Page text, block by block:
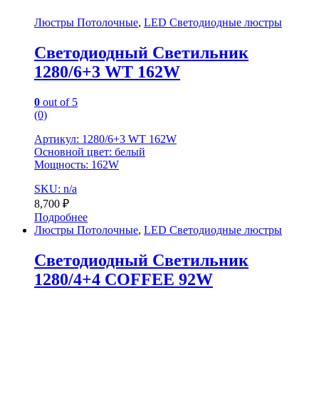
Люстры Потолочные, LED Светодиодные люстры
Светодиодный Светильник
1280/6+3 WT 162W
0 out of 5
(0)
Артикул: 1280/6+3 WT 162W
Основной цвет: белый
Мощность: 162W
SKU: n/a
8,700 ₽
Подробнее
Люстры Потолочные, LED Светодиодные люстры
Светодиодный Светильник
1280/4+4 COFFEE 92W